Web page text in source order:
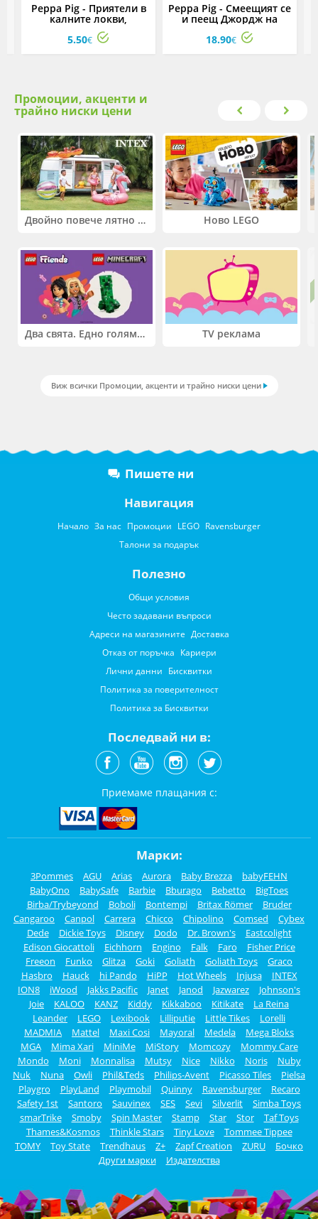
Peppa Pig - Приятели в
калните локви,
асортимент
5.50€
Peppa Pig - Смеещият се
и пеещ Джордж на
испански
18.90€
Промоции, акценти и
трайно ниски цени
Двойно повече лятно забавление! Купи 2 продукта INTEX и вземи -33%
Два свята. Едно голямо приключение. Купи 2 продукта LEGO® Friends и/или LEGO® Minecraft и вземи -27%
Ново LEGO
TV реклама
Виж всички Промоции, акценти и трайно ниски цени
Пишете ни
Навигация
Начало За нас Промоции LEGO Ravensburger
Талони за подарък
Полезно
Общи условия
Често задавани въпроси
Адреси на магазините Доставка
Отказ от поръчка Кариери
Лични данни Бисквитки
Политика за поверителност
Политика за Бисквитки
Последвай ни в:
Приемаме плащания с:
Марки:
3Pommes AGU Arias Aurora Baby Brezza
babyFEHN
BabyOno
BabySafe Barbie Bburago Bebetto
BigToes
Birba/Trybeyond
Boboli Bontempi Britax Römer
Bruder
Cangaroo
Canpol Carrera Chicco Chipolino Comsed
Cybex
Dede
Dickie Toys Disney Dodo Dr. Brown's
Eastcolight
Edison Giocattoli
Eichhorn Engino Falk Faro
Fisher Price
Freeon
Funko Glitza Goki Goliath Goliath Toys
Graco
Hasbro
Hauck hi Pando HiPP Hot Wheels Injusa
INTEX
ION8
iWood Jakks Pacific Janet Janod Jazwarez
Johnson's
Joie
KALOO KANZ Kiddy Kikkaboo Kitikate
La Reina
Leander
LEGO Lexibook Lilliputie Little Tikes
Lorelli
MADMIA
Mattel Maxi Cosi Mayoral Medela
Mega Bloks
MGA
Mima Xari MiniMe MiStory Momcozy
Mommy Care
Mondo
Moni Monnalisa Mutsy Nice Nikko Noris
Nuby
Nuk
Nuna Owli Phil&Teds Philips-Avent Picasso Tiles
Pielsa
Playgro
PlayLand Playmobil Quinny Ravensburger
Recaro
Safety 1st
Santoro Sauvinex SES Sevi Silverlit
Simba Toys
smarTrike
Smoby Spin Master Stamp Star Stor
Taf Toys
Thames&Kosmos
Thinkle Stars Tiny Love
Tommee Tippee
TOMY
Toy State Trendhaus Z+ Zapf Creation ZURU
Бочко
Други марки
Издателства